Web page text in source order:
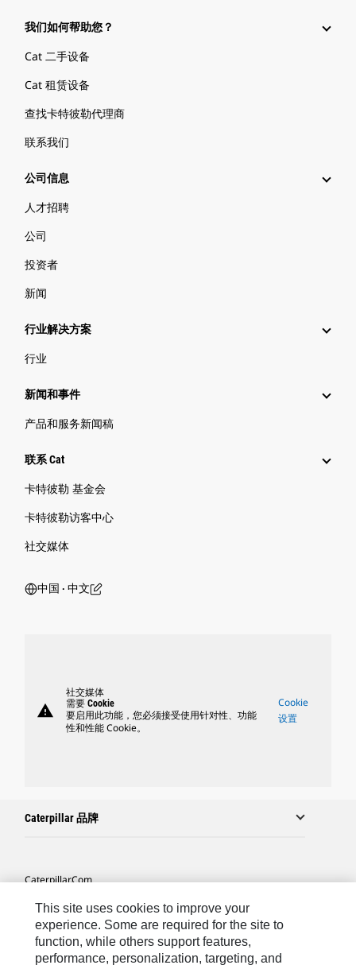
我们如何帮助您？
Cat 二手设备
Cat 租赁设备
查找卡特彼勒代理商
联系我们
公司信息
人才招聘
公司
投资者
新闻
行业解决方案
行业
新闻和事件
产品和服务新闻稿
联系 Cat
卡特彼勒 基金会
卡特彼勒访客中心
社交媒体
中国 ‧ 中文
warning
社交媒体
需要 Cookie
要启用此功能，您必须接受使用针对性、功能
性和性能 Cookie。
Cookie
设置
Caterpillar 品牌
Caterpillar.com
联系 Caterpillar
站点地图
Cookie Settings
This site uses cookies to improve your
experience. Some are required for the site to
function, while others support features,
performance, personalization, targeting, and